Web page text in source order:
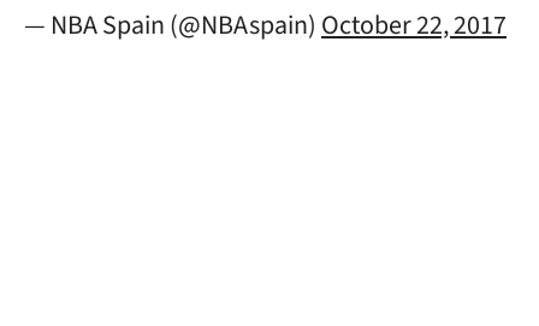
— NBA Spain (@NBAspain) October 22, 2017